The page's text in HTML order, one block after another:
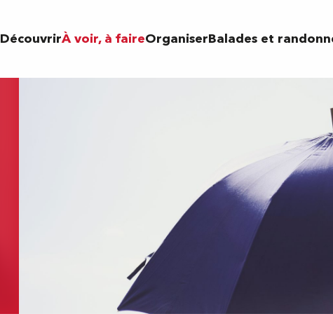
DécouvrirÀ voir, à faireOrganiserBalades et